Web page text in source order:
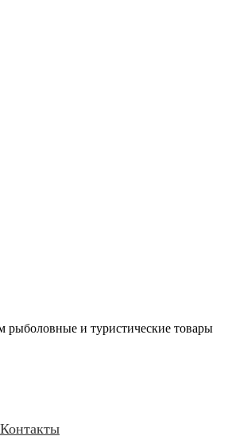
рыболовные и туристические товары
Контакты